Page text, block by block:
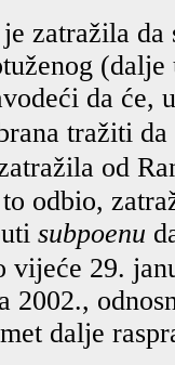
zatražila
da će,
tražiti
od
odbio,
subpoenu
vijeće 29.
2002.,
dalje